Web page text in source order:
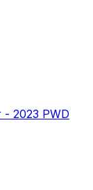
- 2023 PWD